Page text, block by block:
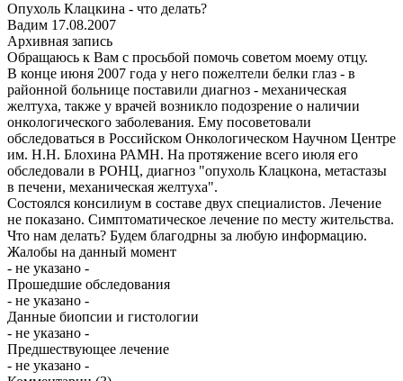
Опухоль Клацкина - что делать?
Вадим 17.08.2007
Архивная запись
Обращаюсь к Вам с просьбой помочь советом моему отцу.
В конце июня 2007 года у него пожелтели белки глаз - в
районной больнице поставили диагноз - механическая
желтуха, также у врачей возникло подозрение о наличии
онкологического заболевания. Ему посоветовали
обследоваться в Российском Онкологическом Научном Центре
им. Н.Н. Блохина РАМН. На протяжение всего июля его
обследовали в РОНЦ, диагноз "опухоль Клацкона, метастазы
в печени, механическая желтуха".
Состоялся консилиум в составе двух специалистов. Лечение
не показано. Симптоматическое лечение по месту жительства.
Что нам делать? Будем благодрны за любую информацию.
Жалобы на данный момент
- не указано -
Прошедшие обследования
- не указано -
Данные биопсии и гистологии
- не указано -
Предшествующее лечение
- не указано -